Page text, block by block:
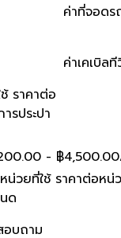
ค่าที่จอดร
ค่าเคเบิลที
ราคาต่อ
รประปา
- ฿
น่วยที่ใช้ ราคาต่อหน่
ด
อบถาม